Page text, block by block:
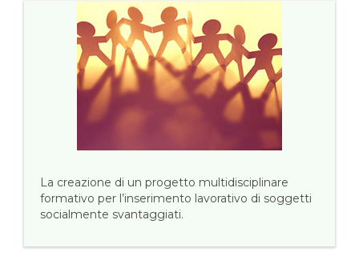
La creazione di un progetto multidisciplinare
formativo per l’inserimento lavorativo di soggetti
socialmente svantaggiati.